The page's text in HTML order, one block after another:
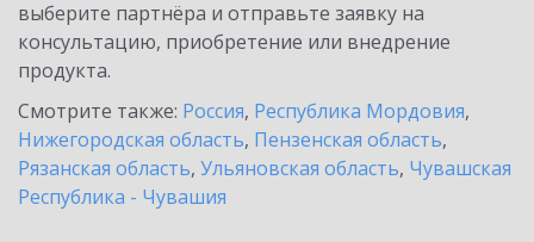
выберите партнёра и отправьте заявку на
консультацию, приобретение или внедрение
продукта.
Смотрите также: Россия, Республика Мордовия,
Нижегородская область, Пензенская область,
Рязанская область, Ульяновская область, Чувашская
Республика - Чувашия